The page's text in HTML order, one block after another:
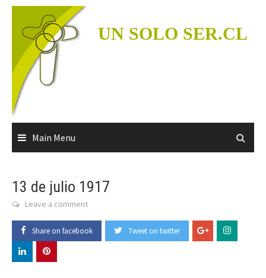
Skip
content
UN SOLO SER.CL
Main Menu
13 de julio 1917
Leave a comment
Share on facebook Tweet on twitter